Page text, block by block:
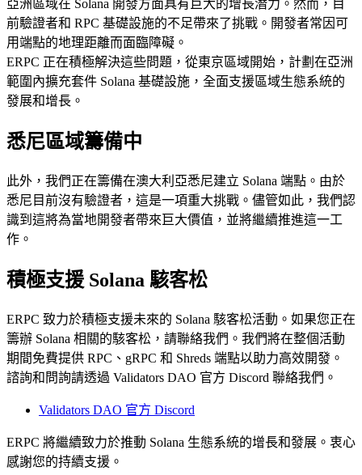
亞洲區域在 Solana 開發方面具有巨大的增長潛力。然而，目
前驗證者和 RPC 基礎設施的不足帶來了挑戰。開發者常因可
用端點的地理距離而面臨障礙。
ERPC 正在積極解決這些問題，從東京區域開始，計劃在亞洲
範圍內擴充套件 Solana 基礎設施，全面支援區域生態系統的
發展和增長。
悉尼區域籌備中
此外，我們正在籌備在澳大利亞悉尼建立 Solana 端點。由於
悉尼目前沒有驗證者，這是一項重大挑戰。儘管如此，我們認
識到這將為當地開發者帶來巨大價值，並將繼續推進這一工
作。
積極支援 Solana 駭客松
ERPC 致力於積極支援未來的 Solana 駭客松活動。如果您正在
籌辦 Solana 相關的駭客松，請聯絡我們。我們將在整個活動
期間免費提供 RPC、gRPC 和 Shreds 端點以助力高效開發。
諮詢和問詢請透過 Validators DAO 官方 Discord 聯絡我們。
Validators DAO 官方 Discord
ERPC 將繼續致力於推動 Solana 生態系統的增長和發展。衷心
感謝您的持續支援。